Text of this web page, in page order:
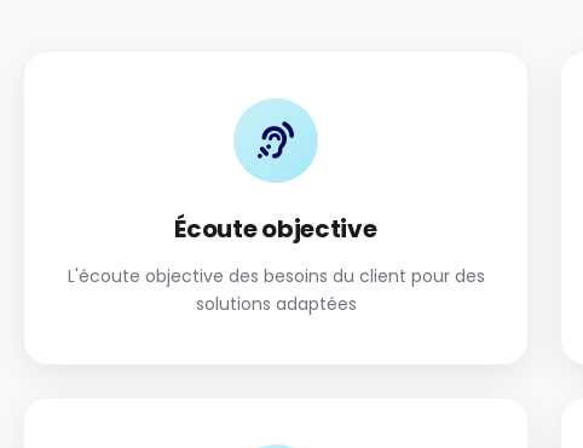
Écoute objective
L'écoute objective des besoins du client pour des
solutions adaptées